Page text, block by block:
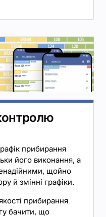
прибирання
його виконання, а
щойно
й змінні графіки.
прибирання
бачити, що